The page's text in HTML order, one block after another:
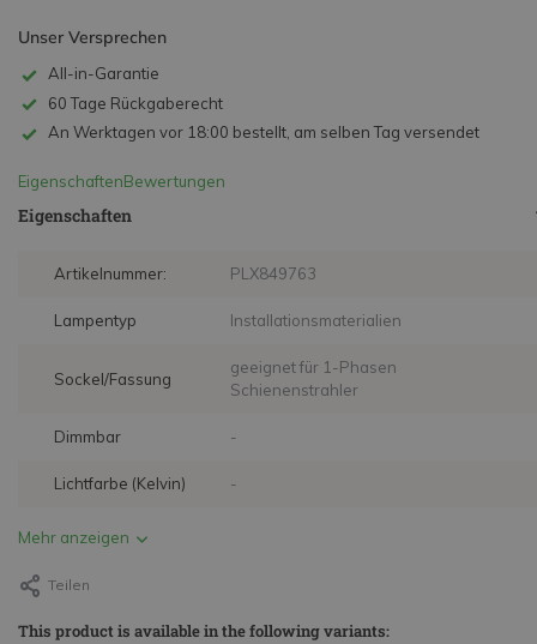
Unser Versprechen
All-in-Garantie
60 Tage Rückgaberecht
An Werktagen vor 18:00 bestellt, am selben Tag versendet
EigenschaftenBewertungen
Eigenschaften
Artikelnummer: PLX849763
Lampentyp Installationsmaterialien
Sockel/Fassung
geeignet für 1-Phasen
Schienenstrahler
Dimmbar -
Lichtfarbe (Kelvin) -
Mehr anzeigen
Teilen
This product is available in the following variants: